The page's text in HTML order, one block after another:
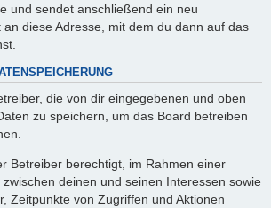
und sendet anschließend ein neu
diese Adresse, mit dem du dann auf das
die von dir eingegebenen und oben
zu speichern, um das Board betreiben
Betreiber berechtigt, im Rahmen einer
deinen und seinen Interessen sowie
Zeitpunkte von Zugriffen und Aktionen